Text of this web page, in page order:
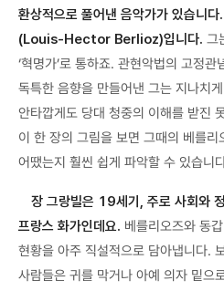
환상적으로 풀어낸 음악가가 있습니
(Louis-Hector Berlioz)입니다. 그
‘혁명가’로 통하죠. 관현악법의 고정
독특한 음향을 만들어낸 그는 지나치
안타깝게도 당대 청중의 이해를 받진
이 한 장의 그림을 보면 그때의 베를
어땠는지 훨씬 쉽게 파악할 수 있습니
장 그랑빌은 19세기, 주로 사회와
프랑스 화가인데요. 베를리오즈와 동
현황을 아주 직설적으로 담아냅니다.
사람들은 귀를 막거나 아예 의자 밑으